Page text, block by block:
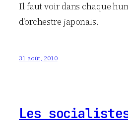
Il faut voir dans chaque
d’orchestre japonais.
31 août, 2010
Les